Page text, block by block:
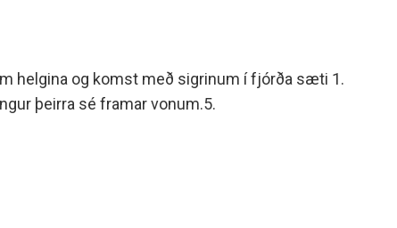
helgina og komst með sigrinum í fjórða sæti 1.
þeirra sé framar vonum.5.